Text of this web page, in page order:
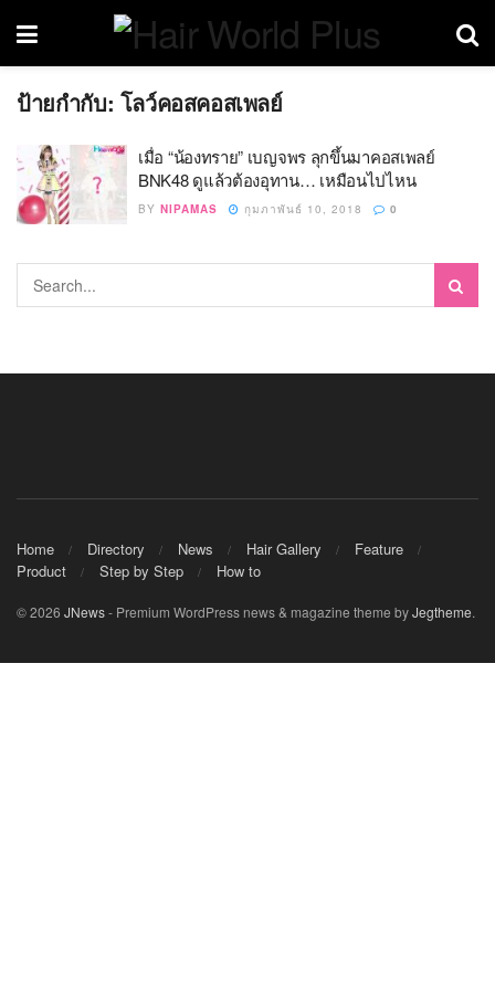
ป้ายกำกับ: โลว์คอสคอสเพลย์
เมื่อ “น้องทราย” เบญจพร ลุกขึ้นมาคอสเพลย์
BNK48 ดูแล้วต้องอุทาน… เหมือนไปไหน
BY NIPAMAS กุมภาพันธ์ 10, 2018 0
Home Directory News Hair Gallery
Feature
Product
Step by Step How to
© 2026 JNews- Premium WordPress news & magazine theme byJegtheme.